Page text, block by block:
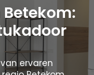
ervaren